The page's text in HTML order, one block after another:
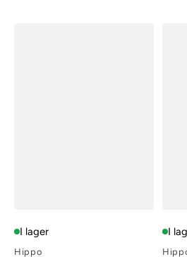
I lager
Hippo
I